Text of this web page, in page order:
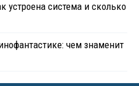
устроена система и сколько
чем знаменит